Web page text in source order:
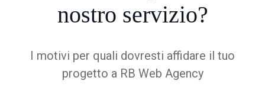
nostro servizio?
I motivi per quali dovresti affidare il tuo
progetto a RB Web Agency